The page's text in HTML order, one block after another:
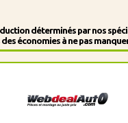
déterminés par nos
économies à ne pas